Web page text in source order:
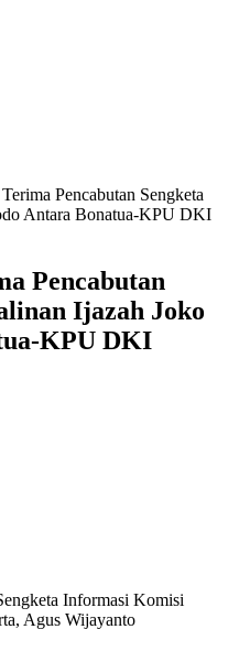
Pencabutan Sengketa
Antara Bonatua-KPU DKI
Pencabutan
Ijazah Joko
KPU DKI
Informasi Komisi
Agus Wijayanto